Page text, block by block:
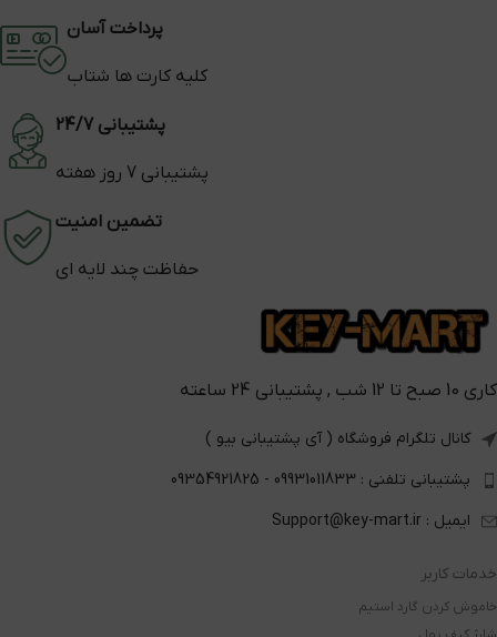
پرداخت آسان
کلیه کارت ها شتاب
پشتیبانی 24/7
پشتیبانی 7 روز هفته
تضمین امنیت
حفاظت چند لایه ای
کاری 10 صبح تا 12 شب , پشتیبانی 24 ساعته
کانال تلگرام فروشگاه ( آی پشتیبانی بیو )
پشتیبانی تلفنی : 09931011833 - 09354921825
ایمیل : Support@key-mart.ir
خدمات کاربر
خاموش کردن گارد استیم